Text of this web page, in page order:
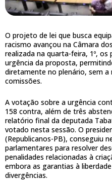
O projeto de lei que busca
racismo avançou na Câmara
realizada na quarta-feira, 1º,
urgência da proposta,
diretamente no plenário, sem a
comissões.
A votação sobre a urgência
158 contra, além de três
relatório final da deputada
votado nesta sessão. O
(Republicanos-PB), conseguiu
parlamentares para resolver
penalidades relacionadas à
embora as garantias à
divergências.